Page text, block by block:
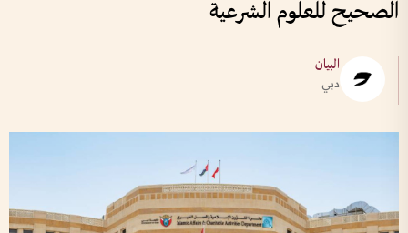
الصحيح للعلوم الشرعية
البيان
دبي